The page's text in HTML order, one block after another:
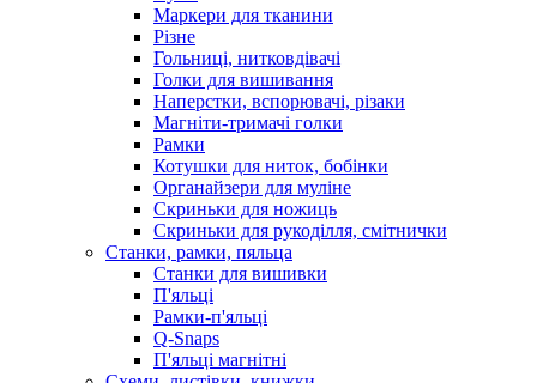
Маркери для тканини
Різне
Гольниці, нитковдівачі
Голки для вишивання
Наперстки, вспорювачі, різаки
Магніти-тримачі голки
Рамки
Котушки для ниток, бобінки
Органайзери для муліне
Скриньки для ножиць
Скриньки для рукоділля, смітнички
Станки, рамки, пяльца
Станки для вишивки
П'яльці
Рамки-п'яльці
Q-Snaps
П'яльці магнітні